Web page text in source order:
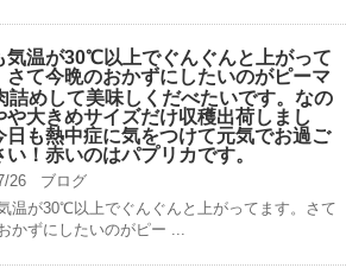
気温が30℃以上でぐんぐんと上がって
さて今晩のおかずにしたいのがピーマ
詰めして美味しくだべたいです。なの
や大きめサイズだけ収穫出荷しまし
日も熱中症に気をつけて元気でお過ご
い！赤いのはパプリカです。
26
ブログ
温が30℃以上でぐんぐんと上がってます。さて
かずにしたいのがピー ...